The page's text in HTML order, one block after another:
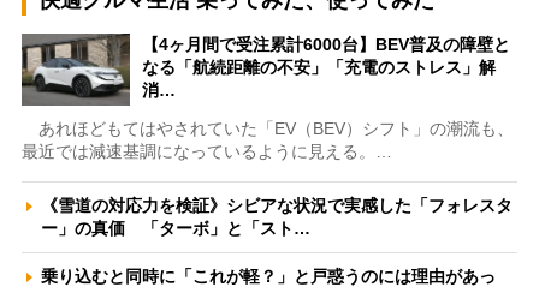
【4ヶ月間で受注累計6000台】BEV普及の障壁と
なる「航続距離の不安」「充電のストレス」解
消…
あれほどもてはやされていた「EV（BEV）シフト」の潮流も、
最近では減速基調になっているように見える。…
《雪道の対応力を検証》シビアな状況で実感した「フォレスタ
ー」の真価 「ターボ」と「スト…
乗り込むと同時に「これが軽？」と戸惑うのには理由があっ